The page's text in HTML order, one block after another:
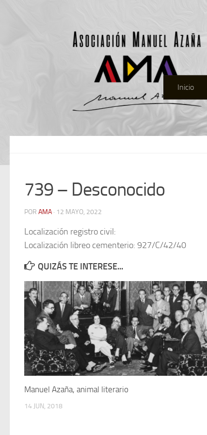
Inicio
739 – Desconocido
POR AMA · 12 MAYO, 2022
Localización registro civil:
Localización libreo cementerio: 927/C/42/40
QUIZÁS TE INTERESE...
Manuel Azaña, animal literario
14 JUN, 2018